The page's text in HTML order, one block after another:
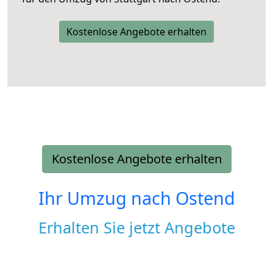
Kostenlose Angebote erhalten
Kostenlose Angebote erhalten
Ihr Umzug nach Ostend
Erhalten Sie jetzt Angebote